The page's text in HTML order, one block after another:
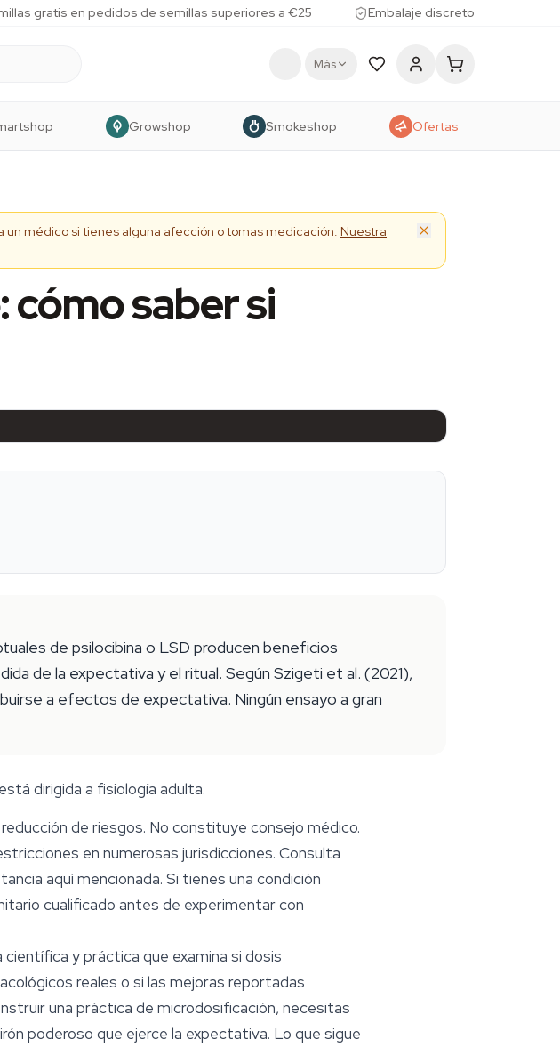
gratis en pedidos de semillas superiores a €25 Embalaje discreto
Más
Growshop Smokeshop Ofertas
un médico si tienes alguna afección o tomas medicación. Nuestra
saber si
de psilocibina o LSD producen beneficios
de la expectativa y el ritual. Según Szigeti et al. (2021),
a efectos de expectativa. Ningún ensayo a gran
dirigida a fisiología adulta.
de riesgos. No constituye consejo médico.
en numerosas jurisdicciones. Consulta
aquí mencionada. Si tienes una condición
cualificado antes de experimentar con
y práctica que examina si dosis
reales o si las mejoras reportadas
una práctica de microdosificación, necesitas
poderoso que ejerce la expectativa. Lo que sigue